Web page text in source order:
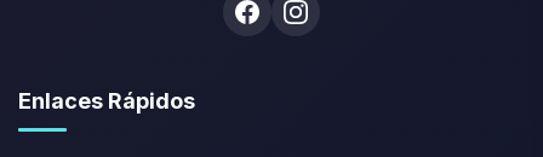
FacebookInstagram
Enlaces Rápidos